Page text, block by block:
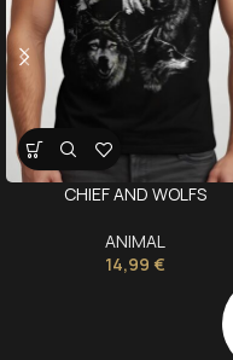
CHIEF AND WOLFS
ANIMAL
14,99 €